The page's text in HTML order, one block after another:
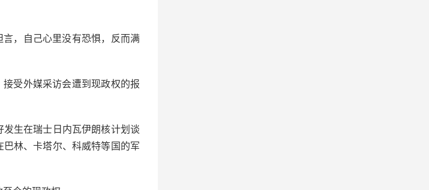
，自己心里没有恐惧，反而满
受外媒采访会遭到现政权的报
生在瑞士日内瓦伊朗核计划谈
林、卡塔尔、科威特等国的军